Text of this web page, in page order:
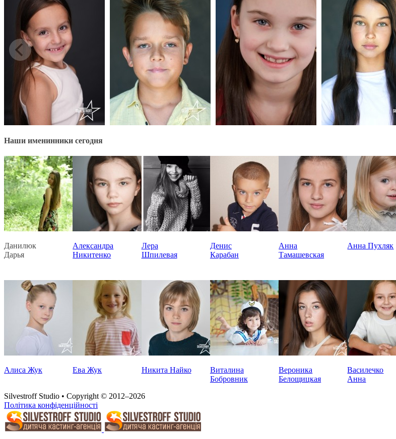
Наши именинники сегодня
Данилюк
Дарья
Александра
Никитенко
Лера
Шпилевая
Денис
Карабан
Анна
Тамашевская
Анна Пухляк
Алиса Жук Ева Жук Никита Найко
Виталина
Бобровник
Вероника
Белощицкая
Василечко
Анна
Silvestroff Studio • Copyright © 2012–2026
Політика конфіденційності